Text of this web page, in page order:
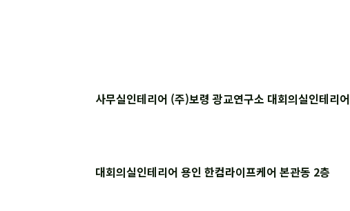
사무실인테리어 (주)보령 광교연구소 대회의실인테리어
대회의실인테리어 용인 한컴라이프케어 본관동 2층